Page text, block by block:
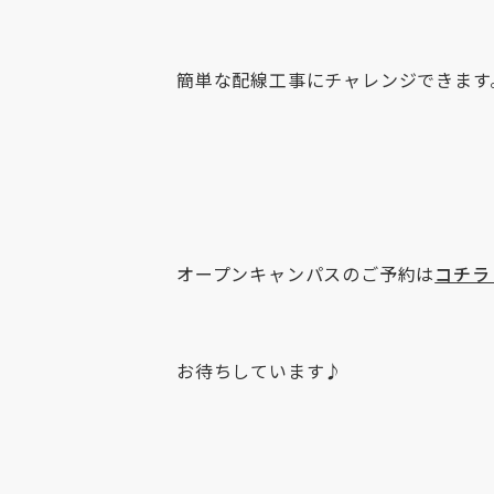
簡単な配線工事にチャレンジできます
オープンキャンパスのご予約はコチ
お待ちしています♪